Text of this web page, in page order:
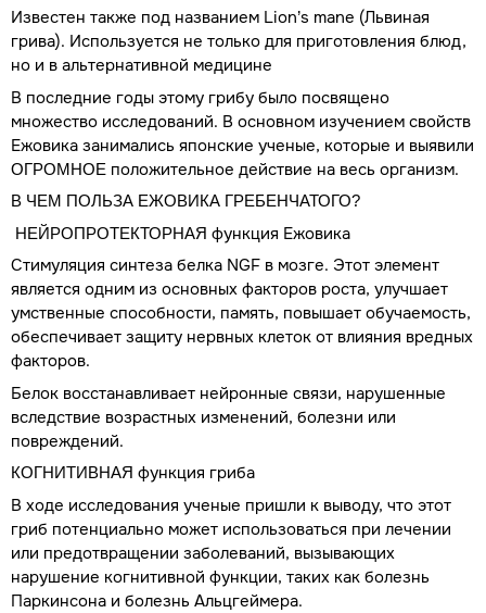
Известен также под названием Lion’s mane (Львиная
грива). Используется не только для приготовления блюд,
но и в альтернативной медицине
В последние годы этому грибу было посвящено
множество исследований. В основном изучением свойств
Ежовика занимались японские ученые, которые и выявили
ОГРОМНОЕ положительное действие на весь организм.
В ЧЕМ ПОЛЬЗА ЕЖОВИКА ГРЕБЕНЧАТОГО?
НЕЙРОПРОТЕКТОРНАЯ функция Ежовика
Стимуляция синтеза белка NGF в мозге. Этот элемент
является одним из основных факторов роста, улучшает
умственные способности, память, повышает обучаемость,
обеспечивает защиту нервных клеток от влияния вредных
факторов.
Белок восстанавливает нейронные связи, нарушенные
вследствие возрастных изменений, болезни или
повреждений.
КОГНИТИВНАЯ функция гриба
В ходе исследования ученые пришли к выводу, что этот
гриб потенциально может использоваться при лечении
или предотвращении заболеваний, вызывающих
нарушение когнитивной функции, таких как болезнь
Паркинсона и болезнь Альцгеймера.